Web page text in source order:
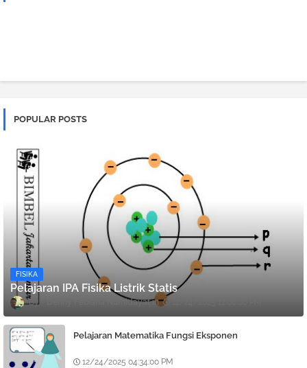
POPULAR POSTS
FISIKA
Pelajaran IPA Fisika Listrik Statis
Denny Febiana Nurhidayat
Pelajaran Matematika Fungsi Eksponen
12/24/2025 04:34:00 PM